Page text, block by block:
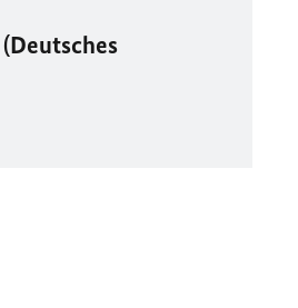
Deutsches